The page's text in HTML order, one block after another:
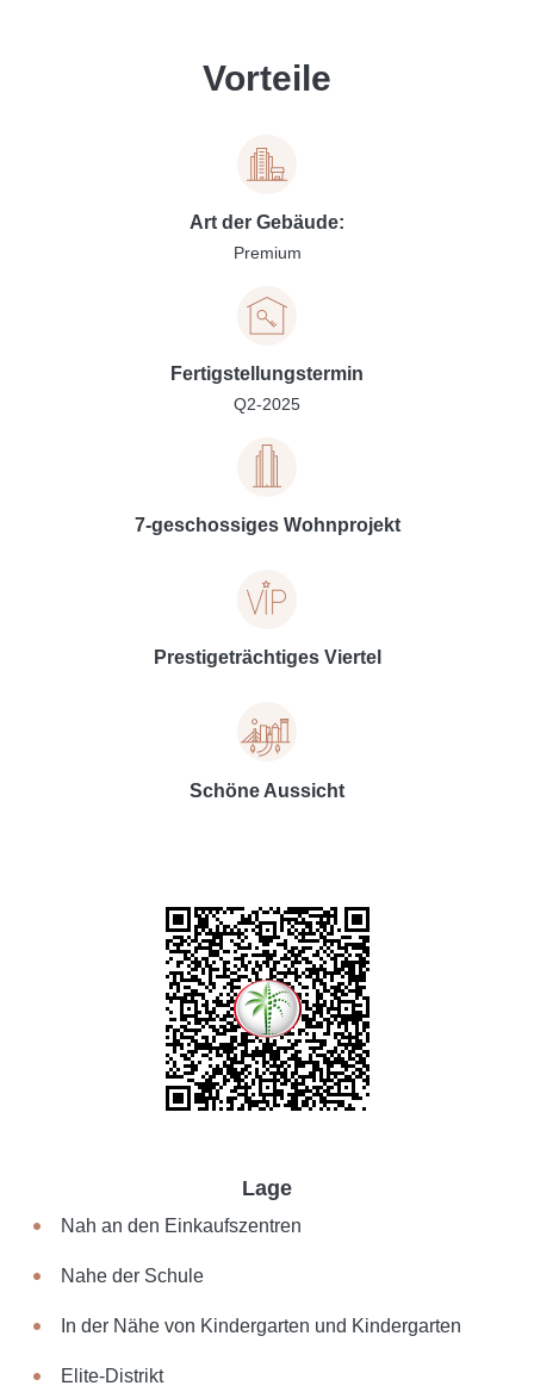
Vorteile
Art der Gebäude:
Premium
Fertigstellungstermin
Q2-2025
7-geschossiges Wohnprojekt
Prestigeträchtiges Viertel
Schöne Aussicht
Lage
Nah an den Einkaufszentren
Nahe der Schule
In der Nähe von Kindergarten und Kindergarten
Elite-Distrikt